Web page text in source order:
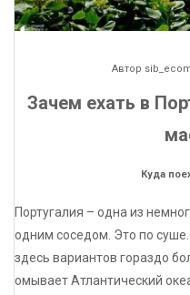
Автор
Зачем ехать в
Куда
Португалия – одна из
одним соседом. Это по суше.
здесь вариантов гораздо
омывает Атлантический